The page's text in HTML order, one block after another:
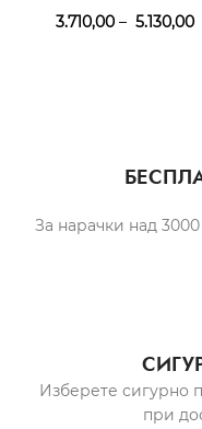
3.710,00 – 5.130,00
За нарачки над
Изберете сигурно
при